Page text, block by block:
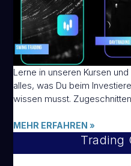
Lerne in unseren Kursen
alles, was Du beim
wissen musst.
MEHR ERFAHREN»
Trading